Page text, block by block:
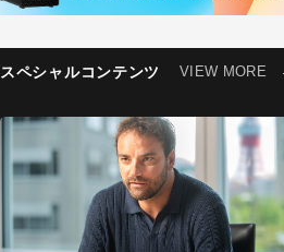
スペシャルコンテンツ VIEW MORE